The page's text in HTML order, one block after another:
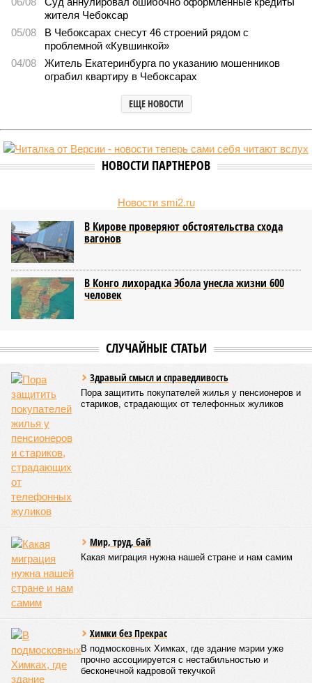
жителя Чебоксар
05/08
В Чебоксарах снесут 46 строений рядом с
проблемной «Кувшинкой»
04/08
Житель Екатеринбурга по указанию мошенников
ограбил квартиру в Чебоксарах
ЕЩЕ НОВОСТИ
НОВОСТИ ПАРТНЕРОВ
Новости smi2.ru
В Кирове проверяют обстоятельства схода
вагонов
В Конго лихорадка Эбола унесла жизни 600
человек
СЛУЧАЙНЫЕ СТАТЬИ
Здравый смысл и справедливость
Пора защитить покупателей жилья у пенсионеров и
стариков, страдающих от телефонных жуликов
Мир, труд, бай
Какая миграция нужна нашей стране и нам самим
Химки без Прекрас
В подмосковных Химках, где здание мэрии уже
прочно ассоциируется с нестабильностью и
бесконечной кадровой текучкой